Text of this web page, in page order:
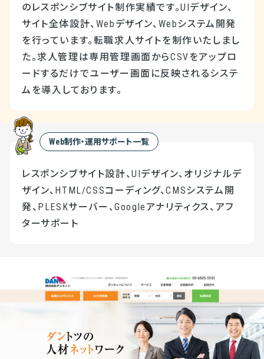
のレスポンシブサイト制作実績です。UIデザイン、
サイト全体設計、Webデザイン、Webシステム開発
を行っています。転職求人サイトを制作いたしまし
た。求人管理は専用管理画面からCSVをアップロ
ードするだけでユーザー画面に反映されるシステ
ムを導入しております。
Web制作・運用サポート一覧
レスポンシブサイト設計、UIデザイン、オリジナルデ
ザイン、HTML/CSSコーディング、CMSシステム開
発、PLESKサーバー、Googleアナリティクス、アフ
ターサポート